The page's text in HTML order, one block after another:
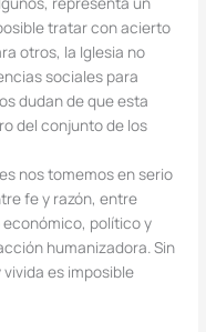
tratar con acierto
otros, la Iglesia no
sociales para
dudan de que esta
del conjunto de los
nos tomemos en serio
fe y razón, entre
político y
humanizadora. Sin
es imposible